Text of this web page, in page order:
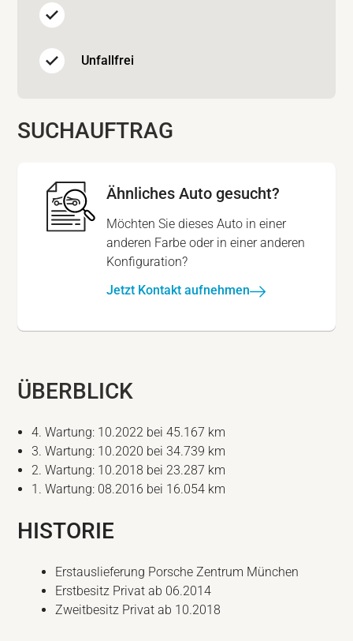
Unfallfrei
SUCHAUFTRAG
Ähnliches Auto gesucht?
Möchten Sie dieses Auto in einer
anderen Farbe oder in einer anderen
Konfiguration?
Jetzt Kontakt aufnehmen
ÜBERBLICK
4. Wartung: 10.2022 bei 45.167 km
3. Wartung: 10.2020 bei 34.739 km
2. Wartung: 10.2018 bei 23.287 km
1. Wartung: 08.2016 bei 16.054 km
HISTORIE
Erstauslieferung Porsche Zentrum München
Erstbesitz Privat ab 06.2014
Zweitbesitz Privat ab 10.2018